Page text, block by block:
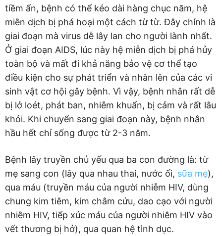
tiềm ẩn, bệnh có thể kéo dài hàng chục năm, hệ
miễn dịch bị phá hoại một cách từ từ. Đây chính là
giai đoạn mà virus dễ lây lan cho người lành nhất.
Ở giai đoạn AIDS, lúc này hệ miễn dịch bị phá hủy
toàn bộ và mất đi khả năng bảo vệ cơ thể tạo
điều kiện cho sự phát triển và nhân lên của các vi
sinh vật cơ hội gây bệnh. Vì vậy, bệnh nhân rất dễ
bị lở loét, phát ban, nhiễm khuẩn, bị cảm và rất lâu
khỏi. Khi chuyển sang giai đoạn này, bệnh nhân
hầu hết chỉ sống được từ 2-3 năm.
Bệnh lây truyền chủ yếu qua ba con đường là: từ
mẹ sang con (lây qua nhau thai, nước ối, sữa mẹ),
qua máu (truyền máu của người nhiễm HIV, dùng
chung kim tiêm, kim châm cứu, dao cạo với người
nhiễm HIV, tiếp xúc máu của người nhiễm HIV vào
vết thương bị hở), qua quan hệ tình dục.